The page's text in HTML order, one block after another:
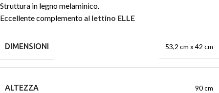
Struttura in legno melaminico.
Eccellente complemento al lettino ELLE
DIMENSIONI 53,2 cm x 42 cm
ALTEZZA 90 cm